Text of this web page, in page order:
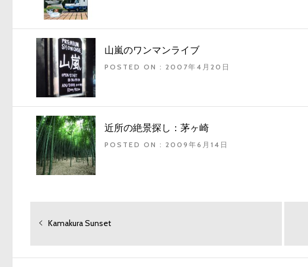
山嵐のワンマンライブ
POSTED ON : 2007年4月20日
近所の絶景探し：茅ヶ崎
POSTED ON : 2009年6月14日
投
ナ
過
Kamakura Sunset